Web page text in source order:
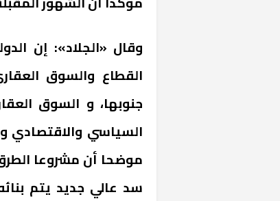
وقال «الجلاد»: إن
القطاع والسوق
السياسي والاقتصادي
موضحا أن مشروعا
سد عالي جديد يتم